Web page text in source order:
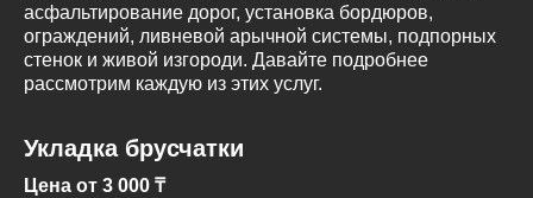
асфальтирование дорог, установка бордюров,
ограждений, ливневой арычной системы, подпорных
стенок и живой изгороди. Давайте подробнее
рассмотрим каждую из этих услуг.
Укладка брусчатки
Цена от 3 000 ₸